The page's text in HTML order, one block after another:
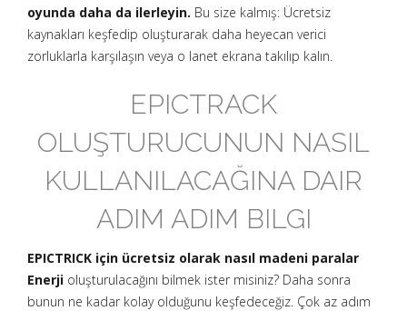
oyunda daha da ilerleyin. Bu size kalmış: Ücretsiz
kaynakları keşfedip oluşturarak daha heyecan verici
zorluklarla karşılaşın veya o lanet ekrana takılıp kalın.
EPICTRACK
OLUŞTURUCUNUN NASIL
KULLANILACAĞINA DAIR
ADIM ADIM BILGI
EPICTRICK için ücretsiz olarak nasıl madeni paralar
Enerji oluşturulacağını bilmek ister misiniz? Daha sonra
bunun ne kadar kolay olduğunu keşfedeceğiz. Çok az adım